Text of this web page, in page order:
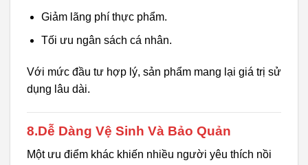
Giảm lãng phí thực phẩm.
Tối ưu ngân sách cá nhân.
Với mức đầu tư hợp lý, sản phẩm mang lại giá trị sử
dụng lâu dài.
8.Dễ Dàng Vệ Sinh Và Bảo Quản
Một ưu điểm khác khiến nhiều người yêu thích nồi